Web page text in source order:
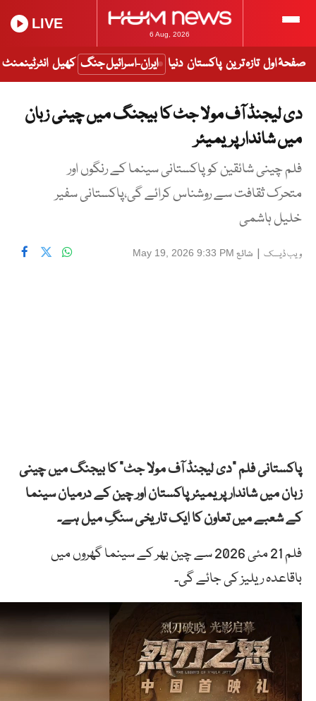
6 Aug, 2026
LIVE
صفحۂ اول تازہ ترین پاکستان دنیا ایران-اسرائیل جنگ کھیل انٹرٹینمنٹ
دی لیجنڈ آف مولا جٹ کا بیجنگ میں چینی زبان
میں شاندار پریمیئر
فلم چینی شائقین کو پاکستانی سینما کے رنگوں اور
متحرک ثقافت سے روشناس کرائے گی،پاکستانی سفیر
خلیل ہاشمی
ویب ڈیسک | شائع May 19, 2026 9:33 PM
پاکستانی فلم “دی لیجنڈ آف مولا جٹ” کا بیجنگ میں چینی
زبان میں شاندار پریمیئر پاکستان اور چین کے درمیان سینما
کے شعبے میں تعاون کا ایک تاریخی سنگِ میل ہے۔
فلم 21 مئی 2026 سے چین بھر کے سینما گھروں میں
باقاعدہ ریلیز کی جائے گی۔